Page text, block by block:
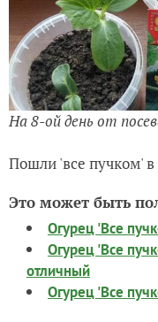
На 8-ой день от
Пошли 'все пучком'
Это может быть
Огурец 'Все
Огурец 'Все
отличный
Огурец 'Все